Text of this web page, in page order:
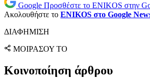
Google Προσθέστε το ENIKOS στην
Ακολουθήστε το ENIKOS στο Google
ΔΙΑΦΗΜΙΣΗ
ΜΟΙΡΑΣΟΥ ΤΟ
Κοινοποίηση άρθρου